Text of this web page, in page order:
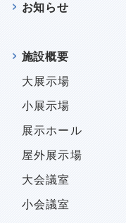
お知らせ
施設概要
大展示場
小展示場
展示ホール
屋外展示場
大会議室
小会議室